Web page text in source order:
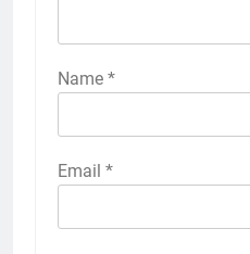
Name *
Email *